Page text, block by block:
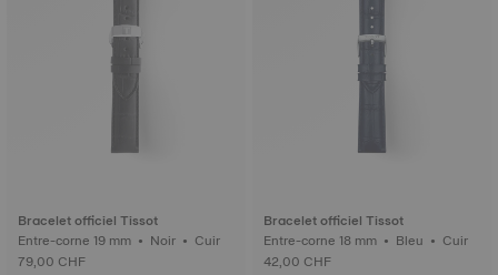
Bracelet officiel Tissot
Entre-corne 19 mm • Noir • Cuir
79,00 CHF
Bracelet officiel Tissot
Entre-corne 18 mm • Bleu • Cuir
42,00 CHF